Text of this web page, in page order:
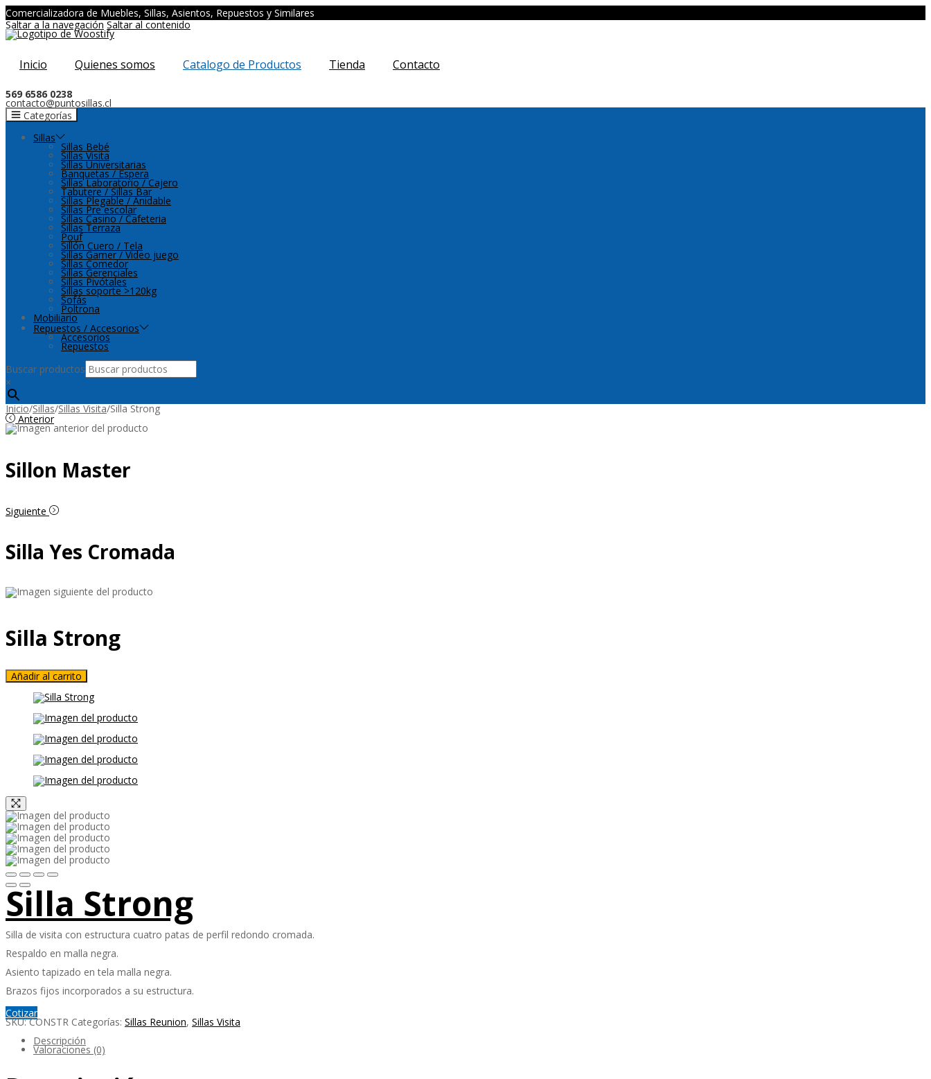
Comercializadora de Muebles, Sillas, Asientos, Repuestos y Similares
Saltar a la navegación Saltar al contenido
Inicio Quienes somos Catalogo de Productos Tienda Contacto
569 6586 0238
contacto@puntosillas.cl
Categorías
Sillas
Sillas Bebé
Sillas Visita
Sillas Universitarias
Banquetas / Espera
Sillas Laboratorio / Cajero
Tabutere / Sillas Bar
Sillas Plegable / Anidable
Sillas Pre escolar
Sillas Casino / Cafeteria
Sillas Terraza
Pouf
Sillón Cuero / Tela
Sillas Gamer / Video juego
Sillas Comedor
Sillas Gerenciales
Sillas Pivótales
Sillas soporte >120kg
Sofás
Poltrona
Mobiliario
Repuestos / Accesorios
Accesorios
Repuestos
Buscar productos
×
Inicio/Sillas/Sillas Visita/Silla Strong
Anterior
Sillon Master
Siguiente
Silla Yes Cromada
Silla Strong
Añadir al carrito
Silla Strong
Silla de visita con estructura cuatro patas de perfil redondo cromada.
Respaldo en malla negra.
Asiento tapizado en tela malla negra.
Brazos fijos incorporados a su estructura.
Cotizar
SKU:CONSTR Categorías: Sillas Reunion, Sillas Visita
Descripción
Valoraciones (0)